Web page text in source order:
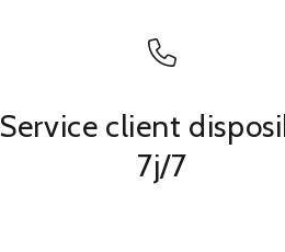
Service client
7j/7